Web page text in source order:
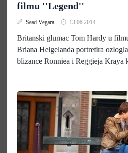
filmu ''Legend''
Sead Vegara 13.06.2014.
Britanski glumac Tom Hardy u
Briana Helgelanda portretira
blizance Ronniea i Reggieja Kraya